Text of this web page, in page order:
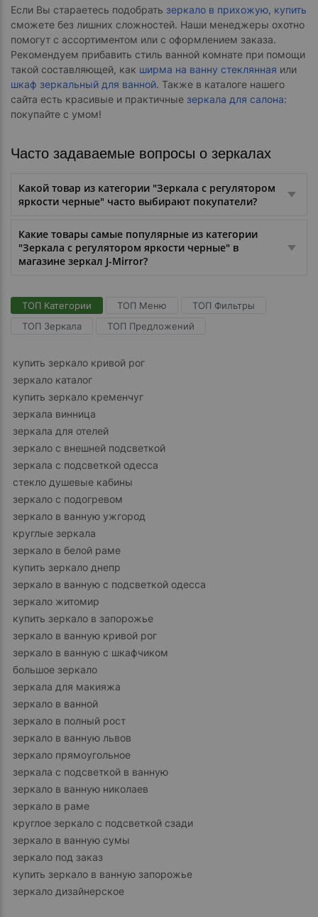
Если Вы стараетесь подобрать зеркало в прихожую, купить
сможете без лишних сложностей. Наши менеджеры охотно
помогут с ассортиментом или с оформлением заказа.
Рекомендуем прибавить стиль ванной комнате при помощи
такой составляющей, как ширма на ванну стеклянная или
шкаф зеркальный для ванной. Также в каталоге нашего
сайта есть красивые и практичные зеркала для салона:
покупайте с умом!
Часто задаваемые вопросы о зеркалах
Какой товар из категории "Зеркала с регулятором
яркости черные" часто выбирают покупатели?
Какие товары самые популярные из категории
"Зеркала с регулятором яркости черные" в
магазине зеркал J-Mirror?
ТОП Категории ТОП Меню
ТОП Фильтры
ТОП Зеркала
ТОП Предложений
купить зеркало кривой рог
зеркало каталог
купить зеркало кременчуг
зеркала винница
зеркала для отелей
зеркало с внешней подсветкой
зеркала с подсветкой одесса
стекло душевые кабины
зеркало с подогревом
зеркало в ванную ужгород
круглые зеркала
зеркало в белой раме
купить зеркало днепр
зеркало в ванную с подсветкой одесса
зеркало житомир
купить зеркало в запорожье
зеркало в ванную кривой рог
зеркало в ванную с шкафчиком
большое зеркало
зеркала для макияжа
зеркало в ванной
зеркало в полный рост
зеркало в ванную львов
зеркало прямоугольное
зеркала с подсветкой в ванную
зеркало в ванную николаев
зеркало в раме
круглое зеркало с подсветкой сзади
зеркало в ванную сумы
зеркало под заказ
купить зеркало в ванную запорожье
зеркало дизайнерское